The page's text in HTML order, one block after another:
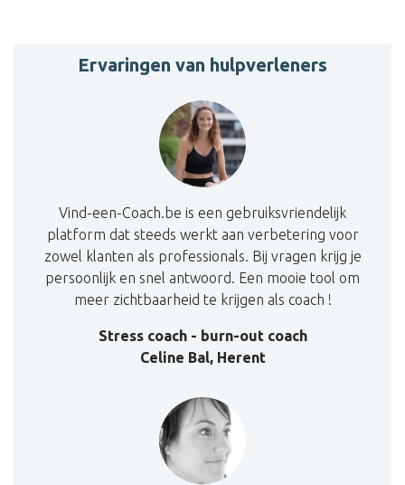
Ervaringen van hulpverleners
Vind-een-Coach.be is een gebruiksvriendelijk
platform dat steeds werkt aan verbetering voor
zowel klanten als professionals. Bij vragen krijg je
persoonlijk en snel antwoord. Een mooie tool om
meer zichtbaarheid te krijgen als coach !
Stress coach - burn-out coach
Celine Bal, Herent